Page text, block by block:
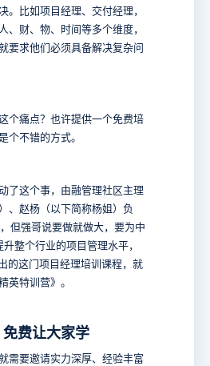
。比如项目经理、交付经理，
、财、物、时间等多个维度，
要求他们必须具备解决复杂问
个痛点？也许提供一个免费培
个不错的方式。
了这个事，由融管理社区主理
、赵杨（以下简称杨姐）负
但强哥说要做就做大，要为中
整个行业的项目管理水平，
的这门项目经理培训课程，就
英特训营》。
费让大家学
需要邀请实力深厚、经验丰富